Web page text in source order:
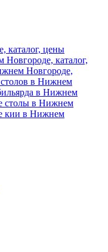
каталог, цены
каталог,
Новгороде,
в Нижнем
в Нижнем
столы в Нижнем
кии в Нижнем